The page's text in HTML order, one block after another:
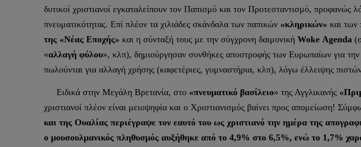
δυτικοί χριστιανοί εγκαταλείπουν τον Παπισμό και τον Προτεσταντισμό, προφανώς
πνευματικότητας. Επί πλέον τα χιλιάδες σκάνδαλα των παπικών «κληρικών» και των
της «Νέας Εποχής» και η σύνταξή τους με την σύγχρονη δαιμονική Woke Agenda
«αλλαγή φύλου», κλπ), δημιούργησαν συνθήκες αποστροφής των Ευρωπαίων για την
πωλούνται για αλλαγή χρήσης (καφετέριες, γυμναστήρια, κλπ), λόγω έλλειψης
Ειδικά στην Μεγάλη Βρετανία, στο «πνευματικό βασίλειο» της Αγγλικανής
χριστιανοί πλέον είναι μειοψηφία και ο Χριστιανισμός βαίνει προς απομείωση!
και της Ουαλίας περιέγραψε τον εαυτό του ως χριστιανό την ημέρα της
ο μουσουλμανικός πληθυσμός αυξήθηκε από το 4,9% στο 6,5%, ενώ το 1,7%